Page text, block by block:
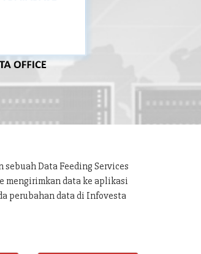
Data Feeding Services
mengirimkan data ke aplikasi
perubahan data di Infovesta